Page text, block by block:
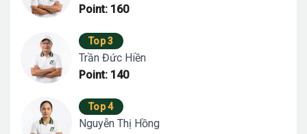
Point: 160
Top 3
Trần Đức Hiền
Point: 140
Top 4
Nguyễn Thị Hồng